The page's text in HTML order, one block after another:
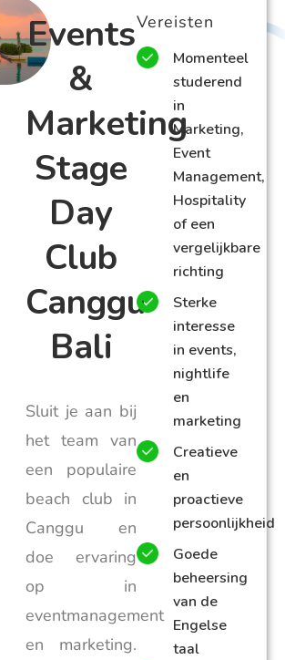
Events
&
Marketing
Stage
Day
Club
Canggu
Bali
Sluit je aan bij
het team van
een populaire
beach club in
Canggu en
doe ervaring
op in
eventmanagement
en marketing.
Vereisten
Momenteel
studerend
in
Marketing,
Event
Management,
Hospitality
of een
vergelijkbare
richting
Sterke
interesse
in events,
nightlife
en
marketing
Creatieve
en
proactieve
persoonlijkheid
Goede
beheersing
van de
Engelse
taal